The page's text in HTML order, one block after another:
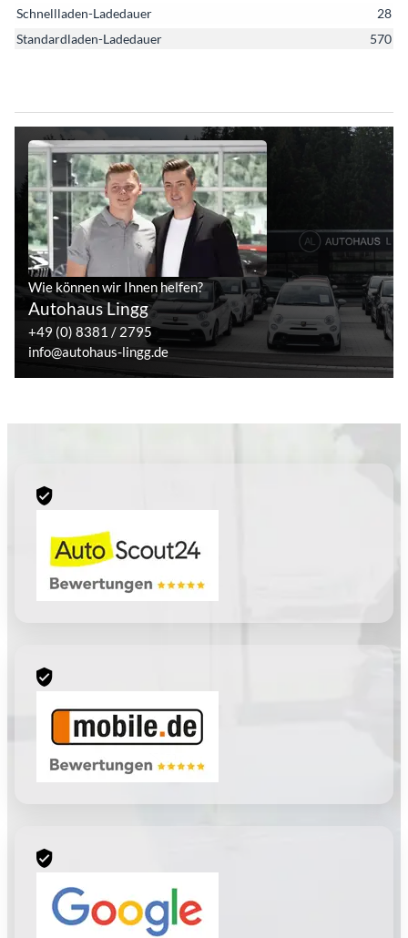
Schnellladen-Ladedauer
28
Standardladen-Ladedauer
570
Wie können wir Ihnen helfen?
Autohaus Lingg
+49 (0) 8381 / 2795
info@autohaus-lingg.de